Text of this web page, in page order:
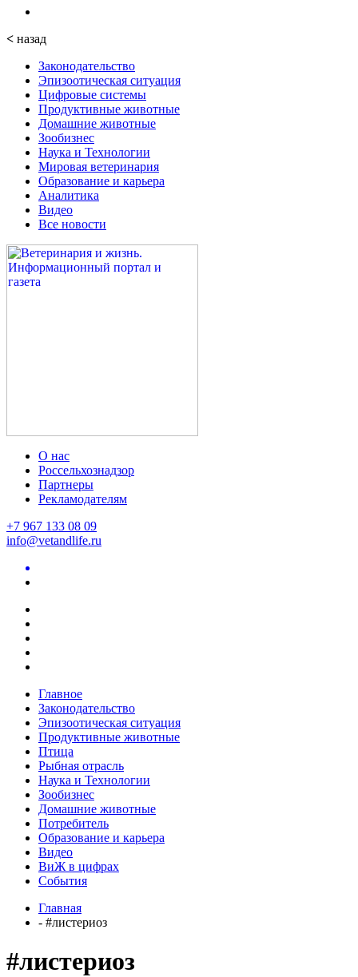
< назад
Законодательство
Эпизоотическая ситуация
Цифровые системы
Продуктивные животные
Домашние животные
Зообизнес
Наука и Технологии
Мировая ветеринария
Образование и карьера
Аналитика
Видео
Все новости
О нас
Россельхознадзор
Партнеры
Рекламодателям
+7 967 133 08 09
info@vetandlife.ru
Главное
Законодательство
Эпизоотическая ситуация
Продуктивные животные
Птица
Рыбная отрасль
Наука и Технологии
Зообизнес
Домашние животные
Потребитель
Образование и карьера
Видео
ВиЖ в цифрах
События
Главная
- #листериоз
#листериоз